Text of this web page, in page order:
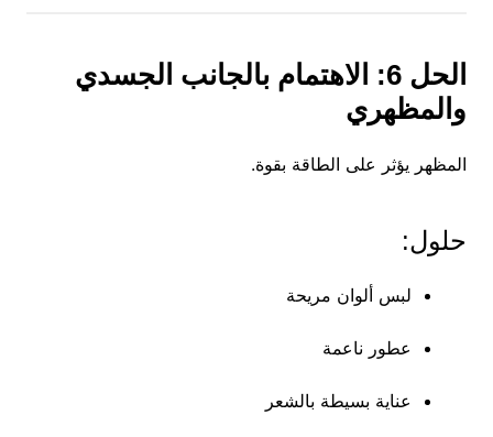
الحل 6: الاهتمام بالجانب الجسدي
والمظهري
المظهر يؤثر على الطاقة بقوة.
حلول:
لبس ألوان مريحة
عطور ناعمة
عناية بسيطة بالشعر